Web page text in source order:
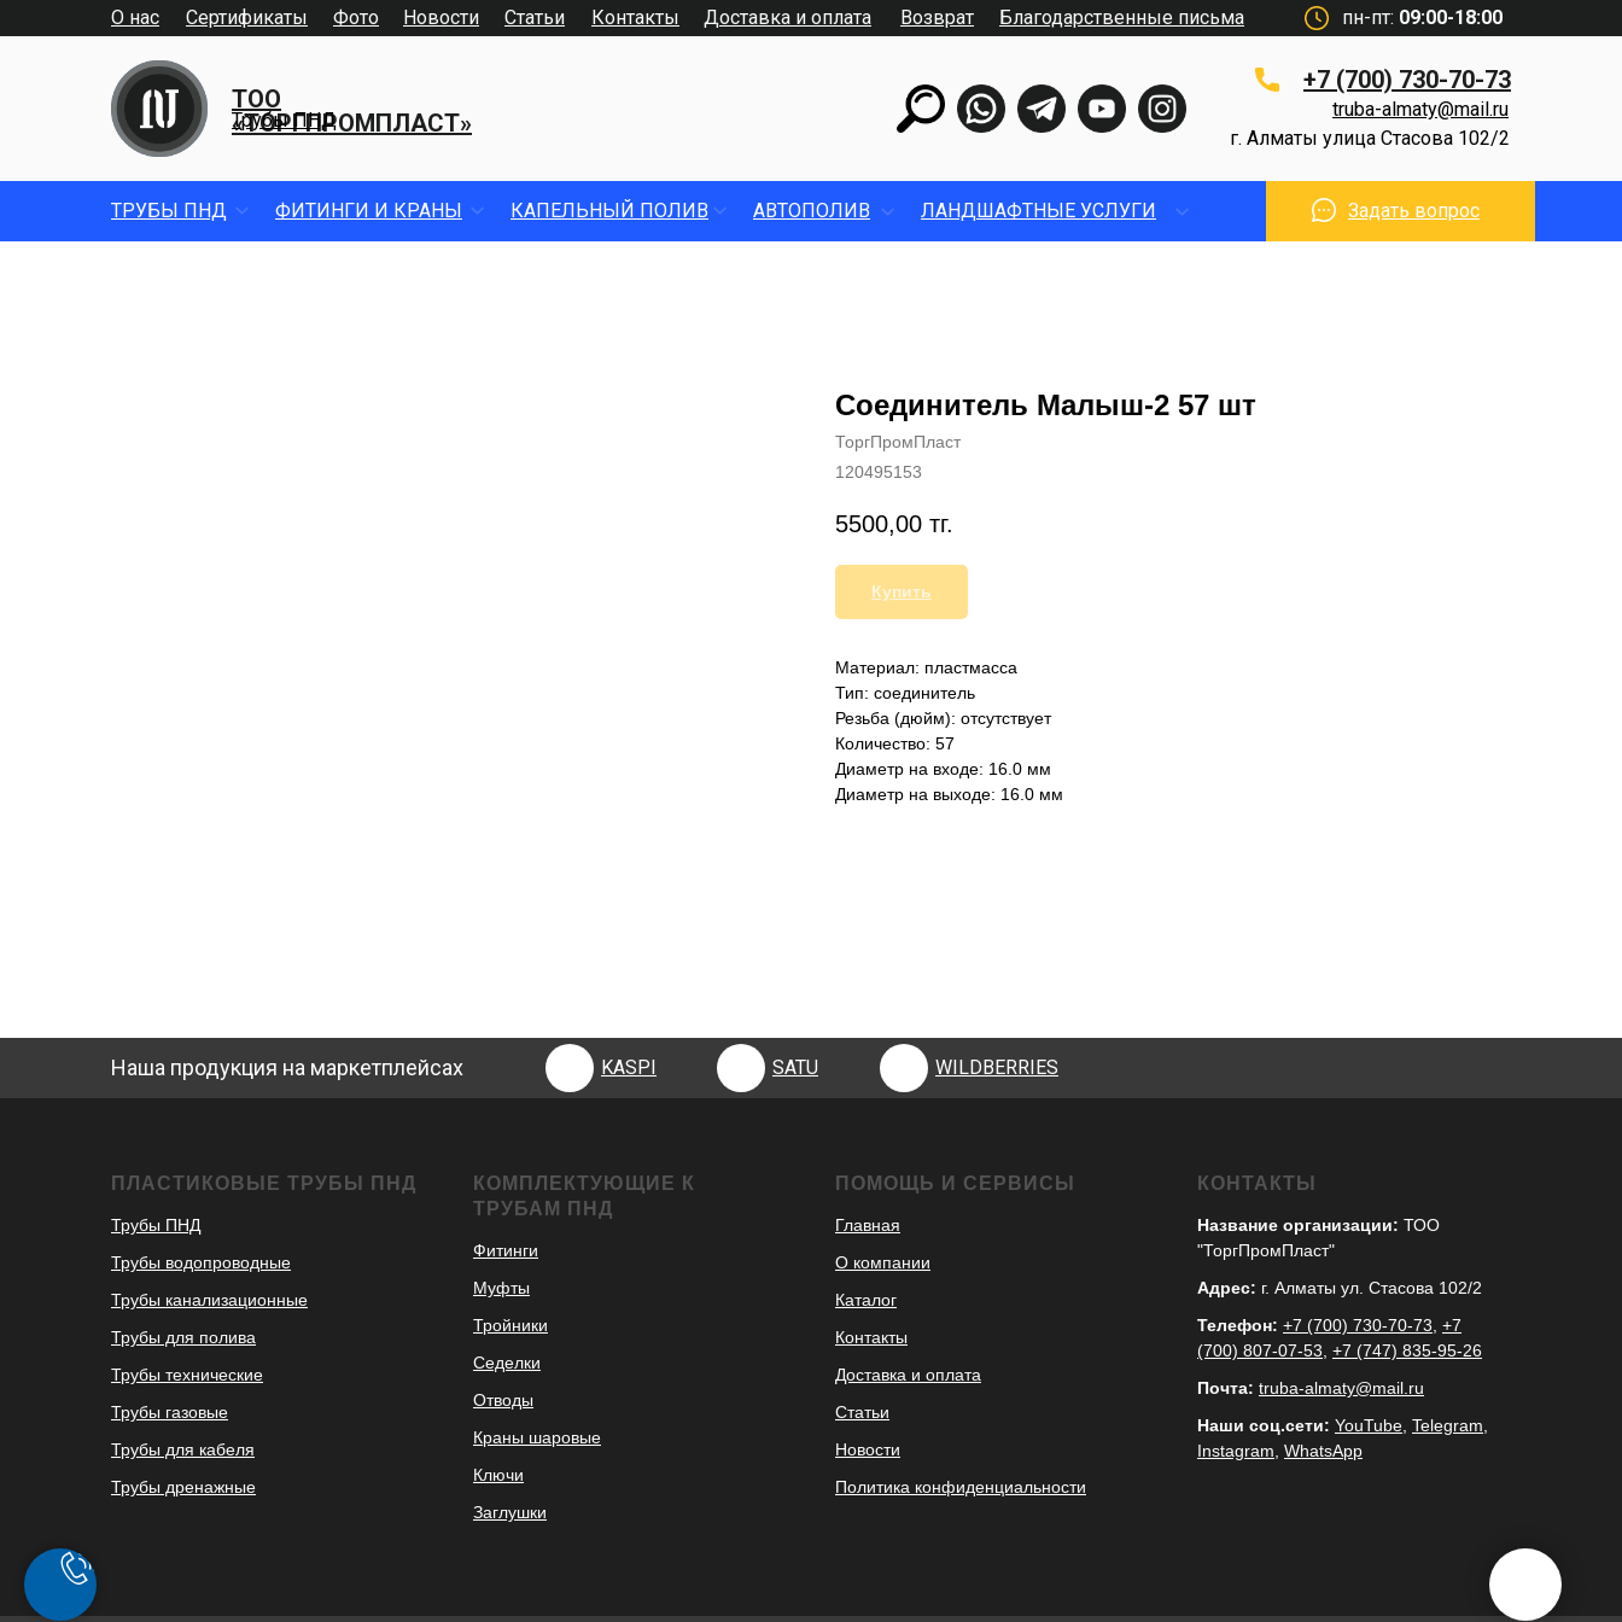
О нас Доставка и оплата
Контакты
Фото
Сертификаты Новости Статьи пн-пт: 09:00-18:00
ТОО
«ТОРГПРОМПЛАСТ»
Трубы ПНД
+7 (700) 730-70-73
г. Алматы улица Стасова 102/2
truba-almaty@mail.ru
Возврат Благодарственные письма
ТРУБЫ ПНД ФИТИНГИ И КРАНЫ КАПЕЛЬНЫЙ ПОЛИВ АВТОПОЛИВ ЛАНДШАФТНЫЕ УСЛУГИ Задать вопрос
Соединитель Малыш-2 57 шт
ТоргПромПласт
120495153
5500,00 тг.
Купить
Материал: пластмасса
Тип: соединитель
Резьба (дюйм): отсутствует
Количество: 57
Диаметр на входе: 16.0 мм
Диаметр на выходе: 16.0 мм
Наша продукция на маркетплейсах KASPI SATU WILDBERRIES
ПЛАСТИКОВЫЕ ТРУБЫ ПНД
Трубы ПНД
Трубы водопроводные
Трубы канализационные
Трубы для полива
Трубы технические
Трубы газовые
Трубы для кабеля
Трубы дренажные
КОМПЛЕКТУЮЩИЕ К
ТРУБАМ ПНД
Фитинги
Муфты
Тройники
Седелки
Отводы
Краны шаровые
Ключи
Заглушки
ПОМОЩЬ И СЕРВИСЫ
Главная
О компании
Каталог
Контакты
Доставка и оплата
Статьи
Новости
Политика конфиденциальности
КОНТАКТЫ
Название организации: ТОО
"ТоргПромПласт"
Адрес: г. Алматы ул. Стасова 102/2
Телефон: +7 (700) 730-70-73 +7
(700) 807-07-53 +7 (747) 835-95-26
Почта: truba-almaty@mail.ru
Наши соц.сети: YouTube Telegram
Instagram WhatsApp